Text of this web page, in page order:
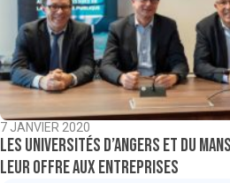
7 JANVIER 2020
Les universités d’Angers et du
leur offre aux entreprises